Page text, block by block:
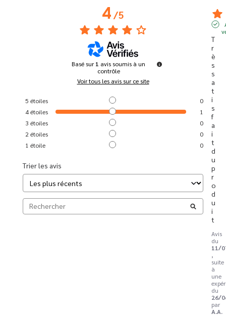
4/5
Basé sur1 avis soumis à un
contrôle
Voir tous les avis sur ce site
5 étoiles
0
4étoiles
1
3 étoiles
0
2 étoiles
0
1 étoile 0
Trier les avis
T
r
è
s
s
a
t
i
s
f
a
i
t
d
u
p
r
o
d
u
i
t
Avis
du
11/
,
suite
à
une
du
26/
par
A.A.